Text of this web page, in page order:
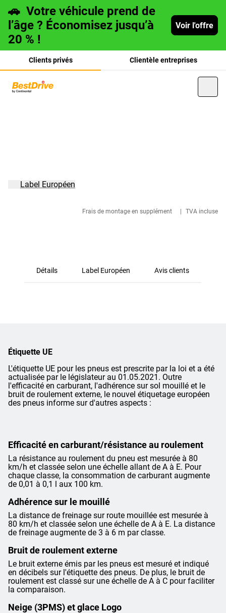
🚗 Votre véhicule prend de
l’âge ? Économisez jusqu’à
20 % !
Voir l'offre
Clients privés Clientèle entreprises
Frais de montage en supplément TVA incluse
Label Européen
Détails Label Européen Avis clients
Étiquette UE
L'étiquette UE pour les pneus est prescrite par la loi et a été
actualisée par le législateur au 01.05.2021. Outre
l'efficacité en carburant, l'adhérence sur sol mouillé et le
bruit de roulement externe, le nouvel étiquetage européen
des pneus informe sur d'autres aspects :
Efficacité en carburant/résistance au roulement
La résistance au roulement du pneu est mesurée à 80
km/h et classée selon une échelle allant de A à E. Pour
chaque classe, la consommation de carburant augmente
de 0,01 à 0,1 l aux 100 km.
Adhérence sur le mouillé
La distance de freinage sur route mouillée est mesurée à
80 km/h et classée selon une échelle de A à E. La distance
de freinage augmente de 3 à 6 m par classe.
Bruit de roulement externe
Le bruit externe émis par les pneus est mesuré et indiqué
en décibels sur l'étiquette des pneus. De plus, le bruit de
roulement est classé sur une échelle de A à C pour faciliter
la comparaison.
Neige (3PMS) et glace Logo